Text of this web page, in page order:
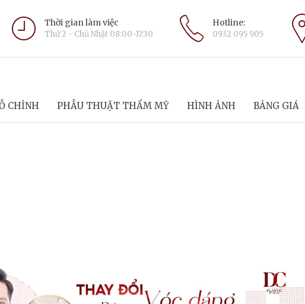
Thời gian làm việc
Thứ 2 - Chủ Nhật 08:00-17:30
Hotline:
0932 095 905
CHỈNH PHẪU THUẬT THẨM MỸ HÌNH ẢNH BẢNG GIÁ